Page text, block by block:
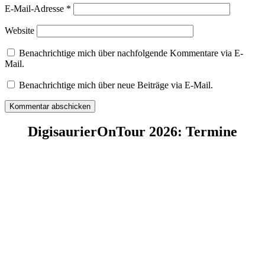
E-Mail-Adresse *
Website
Benachrichtige mich über nachfolgende Kommentare via E-
Mail.
Benachrichtige mich über neue Beiträge via E-Mail.
DigisaurierOnTour 2026: Termine